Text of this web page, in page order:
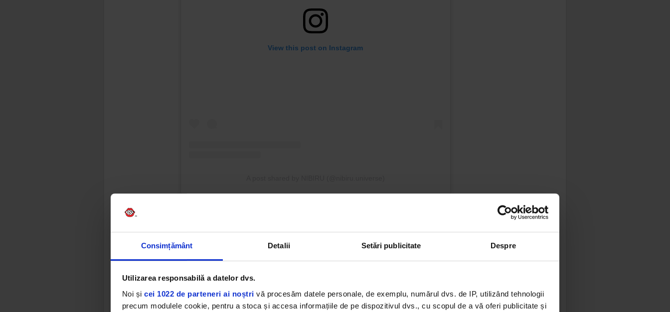
Consimțământ Detalii Setări publicitate Despre
Utilizarea responsabilă a datelor dvs.
Noi și cei 1022 de parteneri ai noștri vă procesăm datele personale, de exemplu, numărul dvs. de IP, utilizând tehnologii
precum modulele cookie, pentru a stoca și accesa informațiile de pe dispozitivul dvs., cu scopul de a vă oferi publicitate și
View this post on Instagram
Este una dintre cele mai clare dovezi că experiențele au devenit un motor de
Costineștiul arată că, în turismul actual, oamenii nu mai aleg doar o
de a călători. Pentru un număr tot mai mare de vizitatori, valoarea unei